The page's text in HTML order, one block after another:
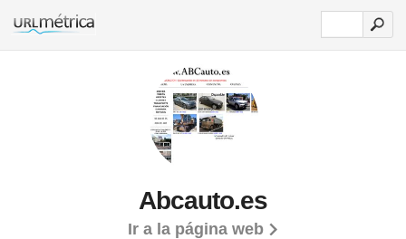
Abcauto.es
Ir a la página web